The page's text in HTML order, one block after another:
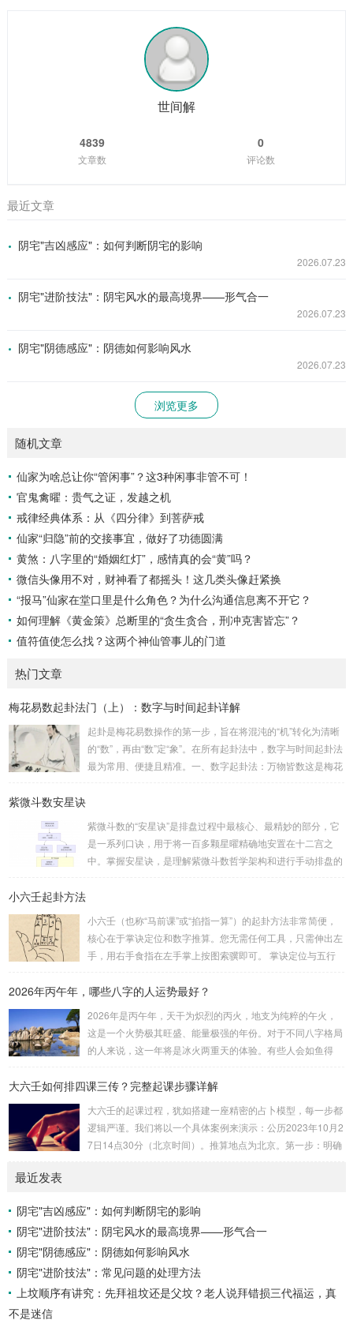
世间解
4839
文章数
0
评论数
最近文章
阴宅"吉凶感应"：如何判断阴宅的影响
2026.07.23
阴宅"进阶技法"：阴宅风水的最高境界——形气合一
2026.07.23
阴宅"阴德感应"：阴德如何影响风水
2026.07.23
浏览更多
随机文章
仙家为啥总让你“管闲事”？这3种闲事非管不可！
官鬼禽曜：贵气之证，发越之机
戒律经典体系：从《四分律》到菩萨戒
仙家“归隐”前的交接事宜，做好了功德圆满
黄煞：八字里的“婚姻红灯”，感情真的会“黄”吗？
微信头像用不对，财神看了都摇头！这几类头像赶紧换
“报马”仙家在堂口里是什么角色？为什么沟通信息离不开它？
如何理解《黄金策》总断里的“贪生贪合，刑冲克害皆忘”？
值符值使怎么找？这两个神仙管事儿的门道
热门文章
梅花易数起卦法门（上）：数字与时间起卦详解
起卦是梅花易数操作的第一步，旨在将混沌的“机”转化为清晰
的“数”，再由“数”定“象”。在所有起卦法中，数字与时间起卦法
最为常用、便捷且精准。一、数字起卦法：万物皆数这是梅花
卦。如果数字是偶数位，则前后平分；如果是奇数位，则前部
分比后部分少一位。例如，数字 256：前一位 2 为上卦后两
位...
紫微斗数安星诀
紫微斗数的“安星诀”是排盘过程中最核心、最精妙的部分，它
是一系列口诀，用于将一百多颗星曜精确地安置在十二宫之
中。掌握安星诀，是理解紫微斗数哲学架构和进行手动排盘的
赖关系，可以清晰地通过下图展现：二、 核心安星诀详解1.
安紫微星诀（定帝星）这是所有安星的第一步，至关重要。口
诀：紫微天机星逆行，隔一阳武天同行，...
小六壬起卦方法
小六壬（也称“马前课”或“掐指一算”）的起卦方法非常简便，
核心在于掌诀定位和数字推算。您无需任何工具，只需伸出左
手，用右手食指在左手掌上按图索骥即可。 掌诀定位与五行
吉。留连：位于食指指尖，属水，玄武，主数2、7、8，凶。
口：位于无名指指尖，属金，白虎，主数4、1、2，凶。小
吉：位于无名指根部，属木，六合，主数5、3、8，吉。空
亡：位于中指根部，属土，勾陈，...
2026年丙午年，哪些八字的人运势最好？
2026年是丙午年，天干为炽烈的丙火，地支为纯粹的午火，
这是一个火势极其旺盛、能量极强的年份。对于不同八字格局
的人来说，这一年将是冰火两重天的体验。有些人会如鱼得
理：吉凶在于平衡与需求八字讲究五行平衡与“喜用神”。喜用
26年丙午，是火力全开的一年。因此：八字命局中“喜火”、“用
火”的人，等于得到了天地最强能量的帮助，犹如天降神助，
运势自然一飞冲天。八字命局中“忌火”的人...
大六壬如何排四课三传？完整起课步骤详解
大六壬的起课过程，犹如搭建一座精密的占卜模型，每一步都
逻辑严谨。我们将以一个具体案例来演示：公历2023年10月2
7日14点30分（北京时间）。推算地点为北京。第一步：明确
你需要：一张空白的天地盘（内含十二地支）、月将、当天日
干日支。第二步：核心步骤——排四课四课是“三传”之母，此
步必须精准。1. 定月将（布“天盘”的...
最近发表
阴宅"吉凶感应"：如何判断阴宅的影响
阴宅"进阶技法"：阴宅风水的最高境界——形气合一
阴宅"阴德感应"：阴德如何影响风水
阴宅"进阶技法"：常见问题的处理方法
上坟顺序有讲究：先拜祖坟还是父坟？老人说拜错损三代福运，真
不是迷信